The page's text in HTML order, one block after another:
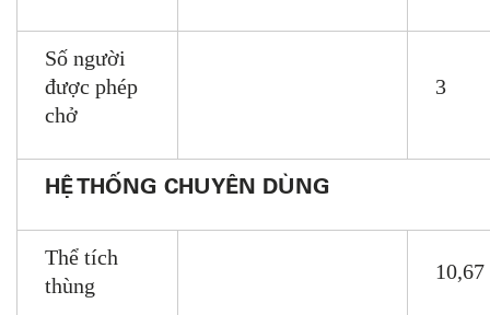
Số người
được phép
chở
3
HỆ THỐNG CHUYÊN DÙNG
Thể tích
thùng